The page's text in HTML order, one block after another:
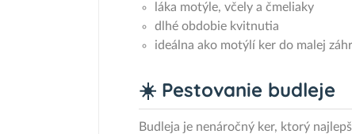
láka motýle, včely a čmeliaky
dlhé obdobie kvitnutia
ideálna ako motýlí ker do malej
☀️ Pestovanie budleje
Budleja je nenáročný ker, ktorý